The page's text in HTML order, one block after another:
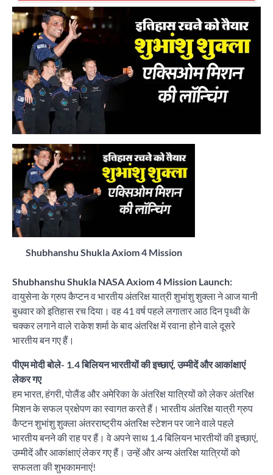
Shubhanshu Shukla Axiom 4 Mission
Shubhanshu Shukla NASA Axiom 4 Mission Launch:
वायुसेना के ग्रुप कैप्टन व भारतीय अंतरिक्ष यात्री शुभांशु शुक्ला ने आज यानी
बुधवार को इतिहास रच दिया। वह 41 वर्ष पहले लगातार आठ दिन पृथ्वी के
चक्कर लगाने वाले राकेश शर्मा के बाद अंतरिक्ष में रवाना होने वाले दूसरे
भारतीय बन गए हैं।
पीएम मोदी बोले- 1.4 बिलियन भारतीयों की इच्छाएं, उम्मीदें और आकांक्षाएं
लेकर गए
हम भारत, हंगरी, पोलैंड और अमेरिका के अंतरिक्ष यात्रियों को लेकर अंतरिक्ष
मिशन के सफल प्रक्षेपण का स्वागत करते हैं। भारतीय अंतरिक्ष यात्री ग्रुप
कैप्टन शुभांशु शुक्ला अंतरराष्ट्रीय अंतरिक्ष स्टेशन पर जाने वाले पहले
भारतीय बनने की राह पर हैं। वे अपने साथ 1.4 बिलियन भारतीयों की इच्छाएं,
उम्मीदें और आकांक्षाएं लेकर गए हैं। उन्हें और अन्य अंतरिक्ष यात्रियों को
सफलता की शुभकामनाएं!